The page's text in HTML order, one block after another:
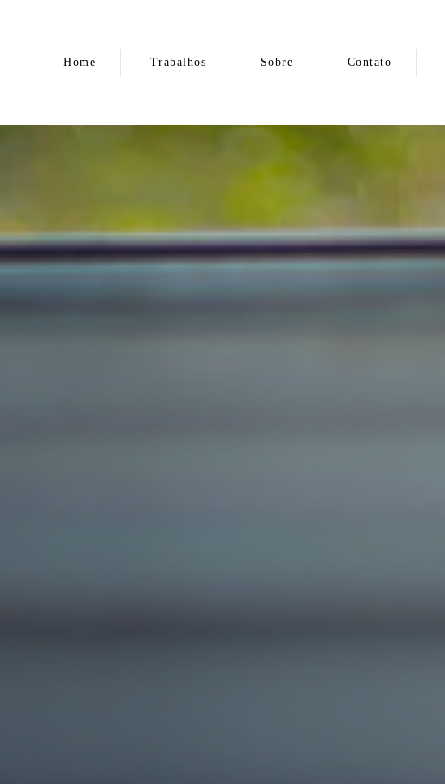
Home Trabalhos Sobre Contato